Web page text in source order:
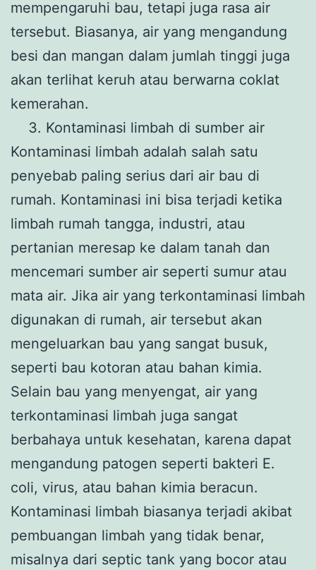
mempengaruhi bau, tetapi juga rasa air
tersebut. Biasanya, air yang mengandung
besi dan mangan dalam jumlah tinggi juga
akan terlihat keruh atau berwarna coklat
kemerahan.
Kontaminasi limbah di sumber air
Kontaminasi limbah adalah salah satu
penyebab paling serius dari air bau di
rumah. Kontaminasi ini bisa terjadi ketika
limbah rumah tangga, industri, atau
pertanian meresap ke dalam tanah dan
mencemari sumber air seperti sumur atau
mata air. Jika air yang terkontaminasi limbah
digunakan di rumah, air tersebut akan
mengeluarkan bau yang sangat busuk,
seperti bau kotoran atau bahan kimia.
Selain bau yang menyengat, air yang
terkontaminasi limbah juga sangat
berbahaya untuk kesehatan, karena dapat
mengandung patogen seperti bakteri E.
coli, virus, atau bahan kimia beracun.
Kontaminasi limbah biasanya terjadi akibat
pembuangan limbah yang tidak benar,
misalnya dari septic tank yang bocor atau